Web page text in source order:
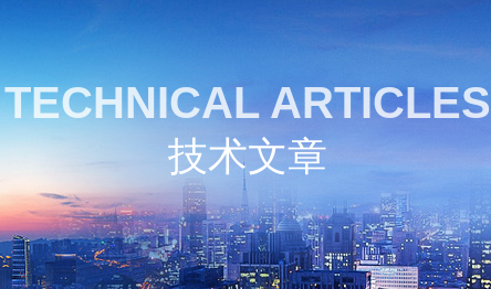
TECHNICAL ARTICLES
技术文章